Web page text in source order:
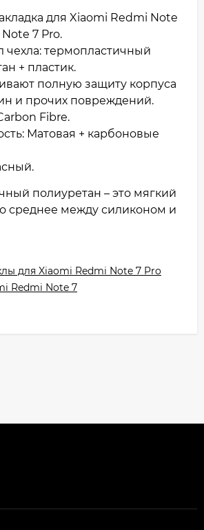
для Xiaomi Redmi Note
7 Pro.
чехла: термопластичный
+ пластик.
полную защиту корпуса
и прочих повреждений.
Fibre.
Матовая + карбоновые
полиуретан – это мягкий
среднее между силиконом и
для Xiaomi Redmi Note 7 Pro
Redmi Note 7